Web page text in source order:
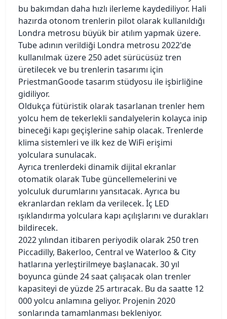
bu bakımdan daha hızlı ilerleme kaydediliyor. Hali
hazırda otonom trenlerin pilot olarak kullanıldığı
Londra metrosu büyük bir atılım yapmak üzere.
Tube adının verildiği Londra metrosu 2022'de
kullanılmak üzere 250 adet sürücüsüz tren
üretilecek ve bu trenlerin tasarımı için
PriestmanGoode tasarım stüdyosu ile işbirliğine
gidiliyor.
Oldukça fütüristik olarak tasarlanan trenler hem
yolcu hem de tekerlekli sandalyelerin kolayca inip
bineceği kapı geçişlerine sahip olacak. Trenlerde
klima sistemleri ve ilk kez de WiFi erişimi
yolculara sunulacak.
Ayrıca trenlerdeki dinamik dijital ekranlar
otomatik olarak Tube güncellemelerini ve
yolculuk durumlarını yansıtacak. Ayrıca bu
ekranlardan reklam da verilecek. İç LED
ışıklandırma yolculara kapı açılışlarını ve durakları
bildirecek.
2022 yılından itibaren periyodik olarak 250 tren
Piccadilly, Bakerloo, Central ve Waterloo & City
hatlarına yerleştirilmeye başlanacak. 30 yıl
boyunca günde 24 saat çalışacak olan trenler
kapasiteyi de yüzde 25 artıracak. Bu da saatte 12
000 yolcu anlamına geliyor. Projenin 2020
sonlarında tamamlanması bekleniyor.